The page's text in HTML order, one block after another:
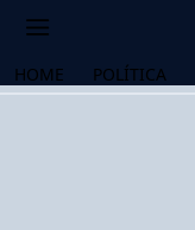
HOME POLÍTICA